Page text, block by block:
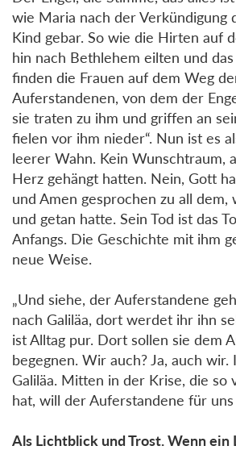
wie Maria nach der Verkündigung
Kind gebar. So wie die Hirten auf
hin nach Bethlehem eilten und
finden die Frauen auf dem Weg
Auferstandenen, von dem der
sie traten zu ihm und griffen an
fielen vor ihm nieder“. Nun ist es
leerer Wahn. Kein Wunschtraum,
Herz gehängt hatten. Nein, Gott
und Amen gesprochen zu all dem,
und getan hatte. Sein Tod ist das
Anfangs. Die Geschichte mit ihm
neue Weise.
„Und siehe, der Auferstandene
nach Galiläa, dort werdet ihr ihn
ist Alltag pur. Dort sollen sie dem
begegnen. Wir auch? Ja, auch wir.
Galiläa. Mitten in der Krise, die so
hat, will der Auferstandene für uns
Als Lichtblick und Trost. Wenn ein